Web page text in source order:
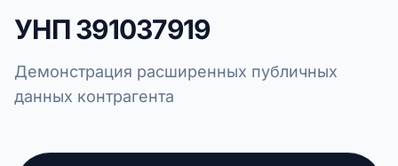
УНП391037919
Демонстрация расширенных публичных
данных контрагента